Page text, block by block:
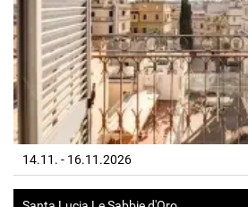
14.11. - 16.11.2026